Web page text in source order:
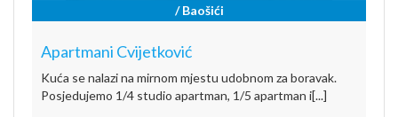
/ Baošići
Apartmani Cvijetković
Kuća se nalazi na mirnom mjestu udobnom za boravak.
Posjedujemo 1/4 studio apartman, 1/5 apartman i[...]